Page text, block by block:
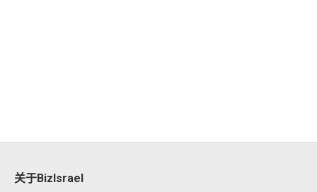
关于BizIsrael